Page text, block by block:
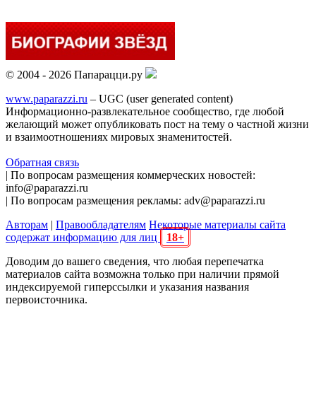
© 2004 - 2026 Папарацци.ру
www.paparazzi.ru – UGC (user generated content)
Информационно-развлекательное сообщество, где любой
желающий может опубликовать пост на тему о частной жизни
и взаимоотношениях мировых знаменитостей.
Обратная связь
| По вопросам размещения коммерческих новостей:
info@paparazzi.ru
| По вопросам размещения рекламы: adv@paparazzi.ru
Авторам | Правообладателям Некоторые материалы сайта
содержат информацию для лиц
18+
Доводим до вашего сведения, что любая перепечатка
материалов сайта возможна только при наличии прямой
индексируемой гиперссылки и указания названия
первоисточника.